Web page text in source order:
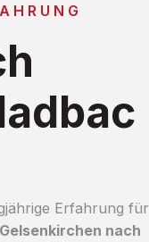
Erfahrung für
nach